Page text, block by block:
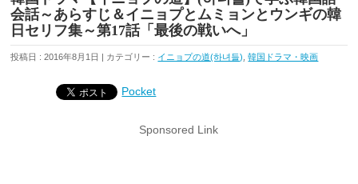
会話～あらすじ＆イニョプとムミョンとウンギの韓
日セリフ集～第17話「最後の戦いへ」
投稿日 : 2016年8月1日 | カテゴリー : イニョプの道(하녀들) ,韓国ドラマ・映画
Pocket
Sponsored Link